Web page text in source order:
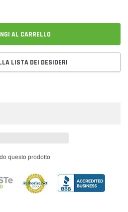
AL CARRELLO
LISTA DEI DESIDERI
questo prodotto